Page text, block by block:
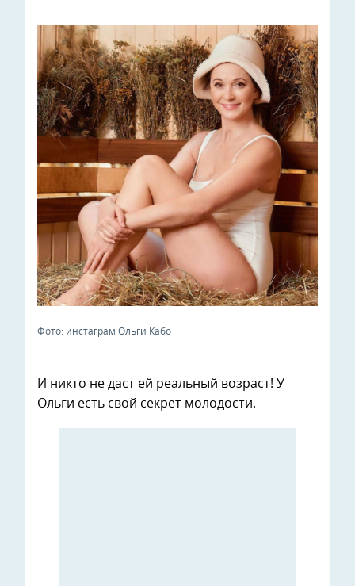
Фото: инстаграм Ольги Кабо
И никто не даст ей реальный возраст! У
Ольги есть свой секрет молодости.